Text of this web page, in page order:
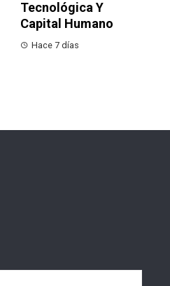
Tecnológica Y
Capital Humano
Hace 7 días